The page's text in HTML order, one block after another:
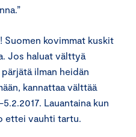
Suomen kovimmat kuskit
Jos haluat välttyä
ilman heidän
kannattaa välttää
Lauantaina kun
ettei vauhti tartu.